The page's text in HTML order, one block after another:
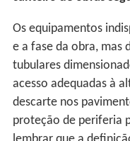
Os equipamentos
e a fase da obra, mas
tubulares
acesso adequadas à
descarte nos
proteção de periferia